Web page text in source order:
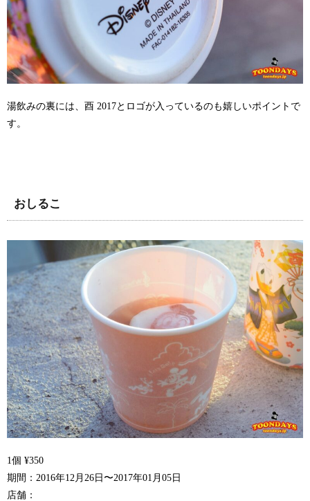
湯飲みの裏には、酉 2017とロゴが入っているのも嬉しいポイントで
す。
おしるこ
1個 ¥350
期間：2016年12月26日〜2017年01月05日
店舗：